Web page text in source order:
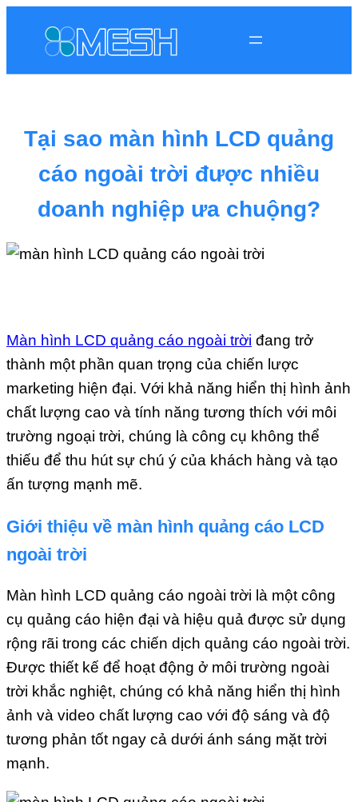
Tại sao màn hình LCD quảng
cáo ngoài trời được nhiều
doanh nghiệp ưa chuộng?
Màn hình LCD quảng cáo ngoài trời đang trở
thành một phần quan trọng của chiến lược
marketing hiện đại. Với khả năng hiển thị hình ảnh
chất lượng cao và tính năng tương thích với môi
trường ngoại trời, chúng là công cụ không thể
thiếu để thu hút sự chú ý của khách hàng và tạo
ấn tượng mạnh mẽ.
Giới thiệu về màn hình quảng cáo LCD
ngoài trời
Màn hình LCD quảng cáo ngoài trời là một công
cụ quảng cáo hiện đại và hiệu quả được sử dụng
rộng rãi trong các chiến dịch quảng cáo ngoài trời.
Được thiết kế để hoạt động ở môi trường ngoài
trời khắc nghiệt, chúng có khả năng hiển thị hình
ảnh và video chất lượng cao với độ sáng và độ
tương phản tốt ngay cả dưới ánh sáng mặt trời
mạnh.